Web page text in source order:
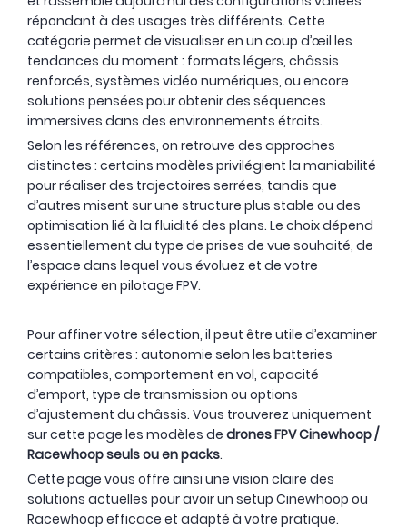
OCCASION
répondant à des usages très différents. Cette
catégorie permet de visualiser en un coup d’œil les
tendances du moment : formats légers, châssis
renforcés, systèmes vidéo numériques, ou encore
solutions pensées pour obtenir des séquences
immersives dans des environnements étroits.
Selon les références, on retrouve des approches
distinctes : certains modèles privilégient la maniabilité
pour réaliser des trajectoires serrées, tandis que
d’autres misent sur une structure plus stable ou des
optimisation lié à la fluidité des plans. Le choix dépend
essentiellement du type de prises de vue souhaité, de
l’espace dans lequel vous évoluez et de votre
expérience en pilotage FPV.
Pour affiner votre sélection, il peut être utile d’examiner
certains critères : autonomie selon les batteries
compatibles, comportement en vol, capacité
d’emport, type de transmission ou options
d’ajustement du châssis. Vous trouverez uniquement
sur cette page les modèles de drones FPV Cinewhoop /
Racewhoop seuls ou en packs.
Cette page vous offre ainsi une vision claire des
solutions actuelles pour avoir un setup Cinewhoop ou
Racewhoop efficace et adapté à votre pratique.